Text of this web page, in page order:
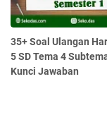
35+ Soal Ulangan
5 SD Tema 4
Kunci Jawaban